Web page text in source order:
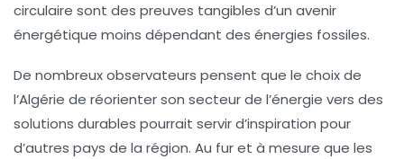
circulaire sont des preuves tangibles d’un avenir
énergétique moins dépendant des énergies fossiles.
De nombreux observateurs pensent que le choix de
l’Algérie de réorienter son secteur de l’énergie vers des
solutions durables pourrait servir d’inspiration pour
d’autres pays de la région. Au fur et à mesure que les